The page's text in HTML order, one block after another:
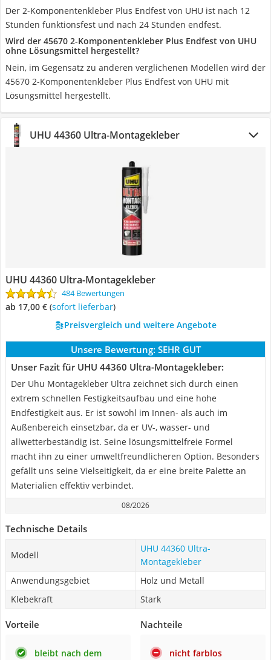
Der 2-Komponentenkleber Plus Endfest von UHU ist nach 12
Stunden funktionsfest und nach 24 Stunden endfest.
Wird der 45670 2-Komponentenkleber Plus Endfest von UHU
ohne Lösungsmittel hergestellt?
Nein, im Gegensatz zu anderen verglichenen Modellen wird der
45670 2-Komponentenkleber Plus Endfest von UHU mit
Lösungsmittel hergestellt.
UHU 44360 Ultra-Montagekleber
UHU 44360 Ultra-Montagekleber
484 Bewertungen
ab 17,00 € ( Sofort lieferbar)
Preisvergleich und weitere Angebote
Unsere Bewertung: SEHR GUT
Unser Fazit für UHU 44360 Ultra-Montagekleber:
Der Uhu Montagekleber Ultra zeichnet sich durch einen
extrem schnellen Festigkeitsaufbau und eine hohe
Endfestigkeit aus. Er ist sowohl im Innen- als auch im
Außenbereich einsetzbar, da er UV-, wasser- und
allwetterbeständig ist. Seine lösungsmittelfreie Formel
macht ihn zu einer umweltfreundlicheren Option. Besonders
gefällt uns seine Vielseitigkeit, da er eine breite Palette an
Materialien effektiv verbindet.
08/2026
Technische Details
Modell
UHU 44360 Ultra-
Montagekleber
Anwendungsgebiet
Holz und Metall
Klebekraft
Stark
Vorteile
bleibt nach dem
Nachteile
nicht farblos